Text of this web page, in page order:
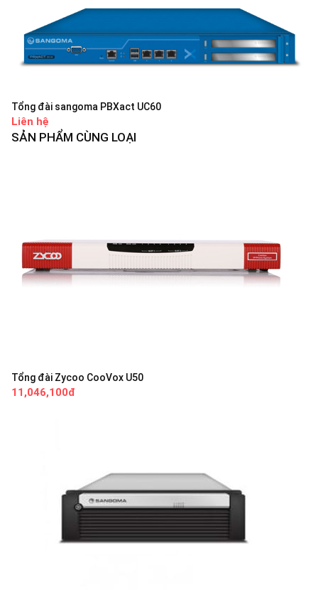
Tổng đài sangoma PBXact UC60
Liên hệ
SẢN PHẨM CÙNG LOẠI
Tổng đài Zycoo CooVox U50
11,046,100đ